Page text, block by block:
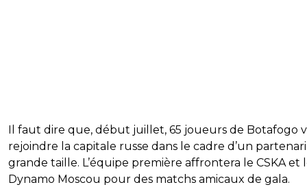
Il faut dire que, début juillet, 65 joueurs de Botafogo
rejoindre la capitale russe dans le cadre d’un
grande taille. L’équipe première affrontera le CSKA et
Dynamo Moscou pour des matchs amicaux de gala.